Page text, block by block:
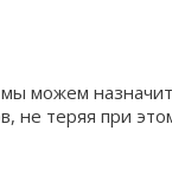
мы можем
не теряя при